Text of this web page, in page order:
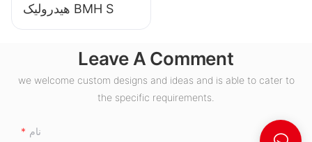
هیدرولیک BMH S
Leave A Comment
we welcome custom designs and ideas and is able to cater to
the specific requirements.
نام